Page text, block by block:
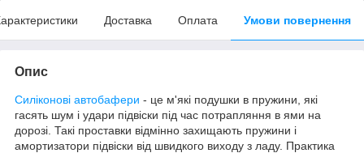
Доставка Оплата Умови повернення
Опис
Силіконові автобафери - це м'які подушки в пружини, які
гасять шум і удари підвіски під час потрапляння в ями на
дорозі. Такі проставки відмінно захищають пружини і
амортизатори підвіски від швидкого виходу з ладу. Практика